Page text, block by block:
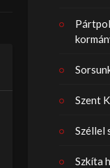
Szent
Széllel
Szkíta